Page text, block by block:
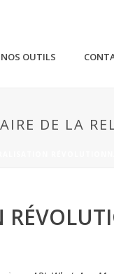
NOS OUTILS
DE LA